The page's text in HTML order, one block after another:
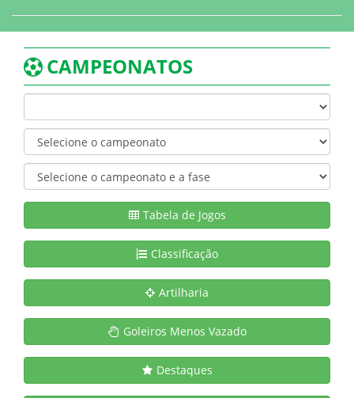
CAMPEONATOS
Tabela de Jogos
Classificação
Artilharia
Goleiros Menos Vazado
Destaques